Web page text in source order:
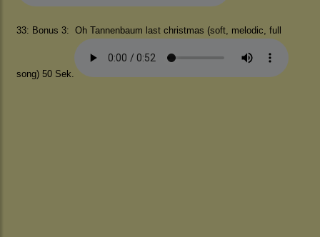
33: Bonus 3: Oh Tannenbaum last christmas (soft, melodic, full
song) 50 Sek.